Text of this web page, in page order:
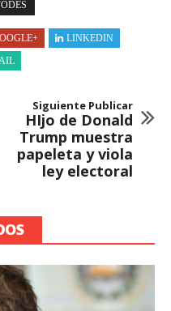
LINKEDIN
Siguiente Publicar
HIjo de Donald
Trump muestra
papeleta y viola
ley electoral